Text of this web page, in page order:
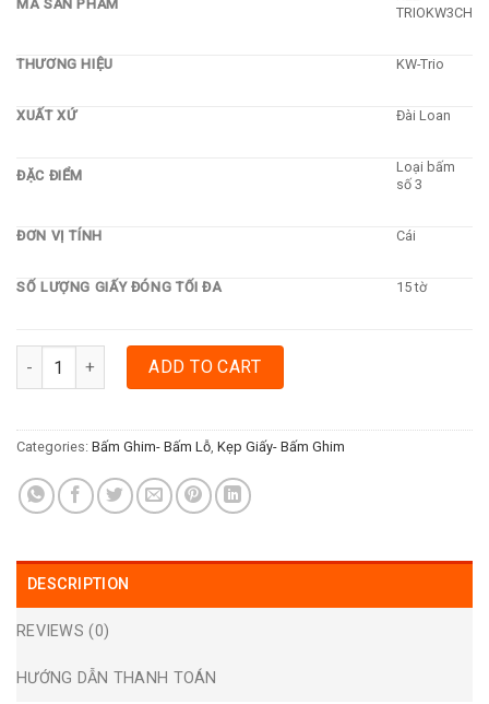
MÃ SẢN PHẨM
TRIOKW3CH
THƯƠNG HIỆU KW-Trio
XUẤT XỨ Đài Loan
ĐẶC ĐIỂM
Loại bấm
số 3
ĐƠN VỊ TÍNH Cái
SỐ LƯỢNG GIẤY ĐÓNG TỐI ĐA 15 tờ
BẤM KIM SỐ 3 KW-TRIO (CHÍNH HÃNG) quantity
ADD TO CART
Categories: Bấm Ghim- Bấm Lỗ Kẹp Giấy- Bấm Ghim
DESCRIPTION
REVIEWS (0)
HƯỚNG DẪN THANH TOÁN